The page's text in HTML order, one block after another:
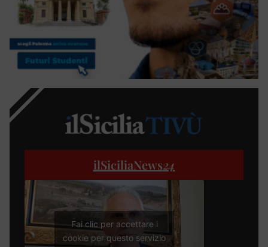
ilSiciliaNews24
Fai clic per accettare i
cookie per questo servizio